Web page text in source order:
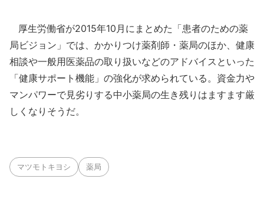
厚生労働省が2015年10月にまとめた「患者のための薬
局ビジョン」では、かかりつけ薬剤師・薬局のほか、健康
相談や一般用医薬品の取り扱いなどのアドバイスといった
「健康サポート機能」の強化が求められている。資金力や
マンパワーで見劣りする中小薬局の生き残りはますます厳
しくなりそうだ。
マツモトキヨシ 薬局